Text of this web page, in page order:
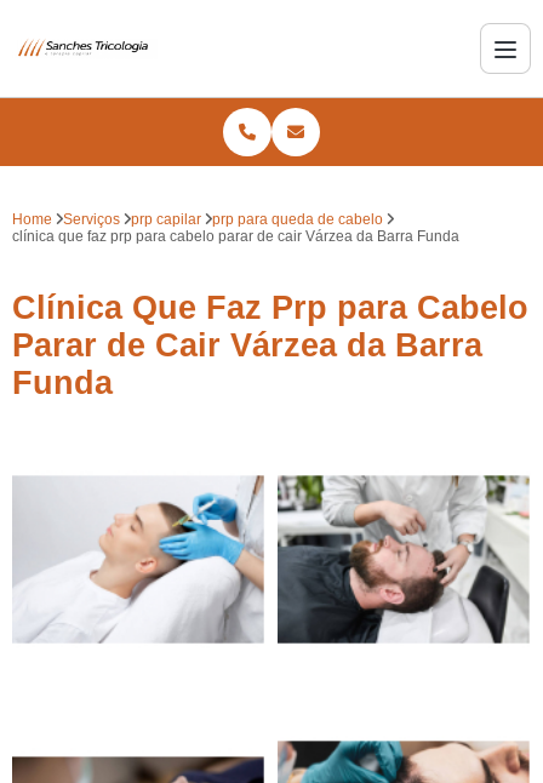
Home Serviços prp capilar
prp para queda de cabelo
clínica que faz prp para cabelo parar de cair Várzea da Barra Funda
Clínica Que Faz Prp para Cabelo
Parar de Cair Várzea da Barra
Funda